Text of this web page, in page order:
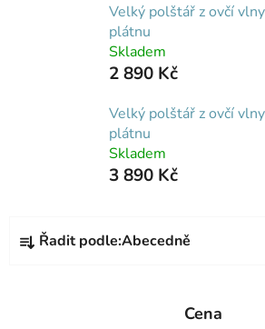
Velký polštář z ovčí
plátnu
Skladem
2 890 Kč
Velký polštář z ovčí
plátnu
Skladem
3 890 Kč
Řadit podle:Abecedně
Cena